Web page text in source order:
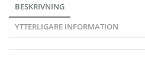
BESKRIVNING
YTTERLIGARE INFORMATION